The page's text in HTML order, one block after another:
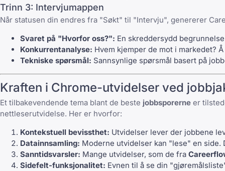
Trinn 3: Intervjumappen
Når statusen din endres fra "Søkt" til "Intervju", genererer
Svaret på "Hvorfor oss?": En skreddersydd
Konkurrentanalyse: Hvem kjemper de mot i markedet?
Tekniske spørsmål: Sannsynlige spørsmål basert på
Kraften i Chrome-utvidelser ved
Et tilbakevendende tema blant de beste jobbsporerne er
nettleserutvidelse. Her er hvorfor:
Kontekstuell bevissthet: Utvidelser lever der jobbene
Datainnsamling: Moderne utvidelser kan "lese" en
Sanntidsvarsler: Mange utvidelser, som de fra
Sidefelt-funksjonalitet: Evnen til å se din